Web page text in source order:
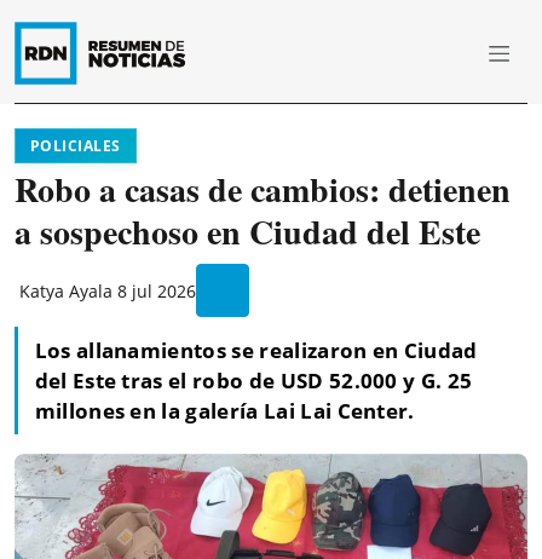
POLICIALES
Robo a casas de cambios: detienen
a sospechoso en Ciudad del Este
Katya Ayala 8 jul 2026
Los allanamientos se realizaron en Ciudad
del Este tras el robo de USD 52.000 y G. 25
millones en la galería Lai Lai Center.